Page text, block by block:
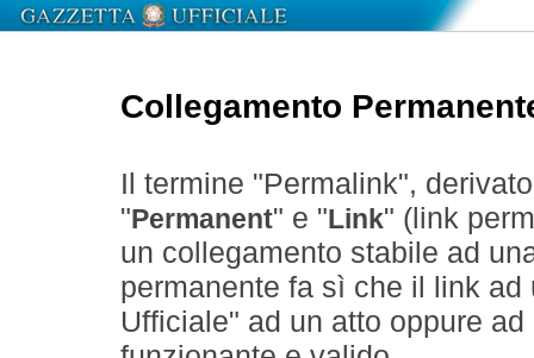
Collegamento
Il termine "Permalink",
" Permanent" e " Link" (link
un collegamento stabile ad
permanente fa sì che il link
Ufficiale" ad un atto oppure